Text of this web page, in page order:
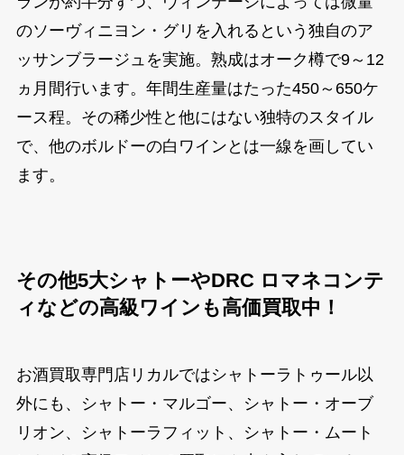
のソーヴィニヨン・グリを入れるという独自のア
ッサンブラージュを実施。熟成はオーク樽で9～12
ヵ月間行います。年間生産量はたった450～650ケ
ース程。その稀少性と他にはない独特のスタイル
で、他のボルドーの白ワインとは一線を画してい
ます。
その他5大シャトーやDRC ロマネコンテ
ィなどの高級ワインも高価買取中！
お酒買取専門店リカルではシャトーラトゥール以
外にも、シャトー・マルゴー、シャトー・オーブ
リオン、シャトーラフィット、シャトー・ムート